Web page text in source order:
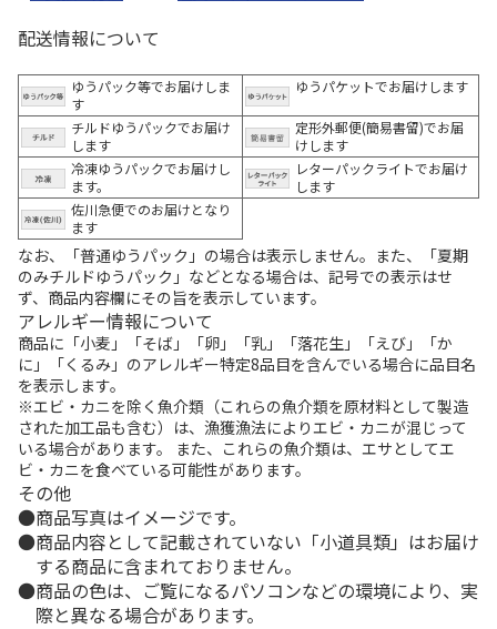
配送情報について
ゆうパック等でお届けしま
す
ゆうパケットでお届けします
チルドゆうパックでお届け
します
定形外郵便(簡易書留)でお届
けします
冷凍ゆうパックでお届けし
ます。
レターパックライトでお届け
します
佐川急便でのお届けとなり
ます
なお、「普通ゆうパック」の場合は表示しません。また、「夏期
のみチルドゆうパック」などとなる場合は、記号での表示はせ
ず、商品内容欄にその旨を表示しています。
アレルギー情報について
商品に「小麦」「そば」「卵」「乳」「落花生」「えび」「か
に」「くるみ」のアレルギー特定8品目を含んでいる場合に品目名
を表示します。
※エビ・カニを除く魚介類（これらの魚介類を原材料として製造
された加工品も含む）は、漁獲漁法によりエビ・カニが混じって
いる場合があります。 また、これらの魚介類は、エサとしてエ
ビ・カニを食べている可能性があります。
その他
商品写真はイメージです。
商品内容として記載されていない「小道具類」はお届け
する商品に含まれておりません。
商品の色は、ご覧になるパソコンなどの環境により、実
際と異なる場合があります。